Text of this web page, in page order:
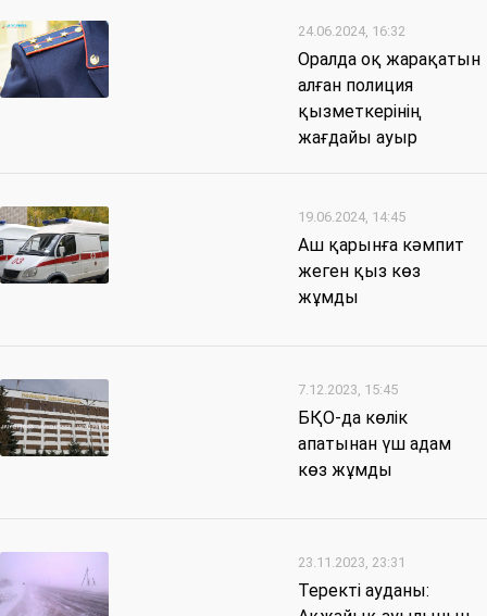
24.06.2024, 16:32
Оралда оқ жарақатын
алған полиция
қызметкерінің
жағдайы ауыр
19.06.2024, 14:45
Аш қарынға кәмпит
жеген қыз көз
жұмды
7.12.2023, 15:45
БҚО-да көлік
апатынан үш адам
көз жұмды
23.11.2023, 23:31
Теректі ауданы: